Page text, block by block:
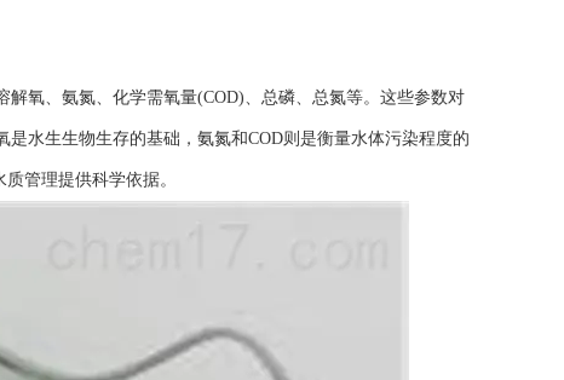
氧、氨氮、化学需氧量(COD)、总磷、总氮等。这些参数对
水生生物生存的基础，氨氮和COD则是衡量水体污染程度的
管理提供科学依据。